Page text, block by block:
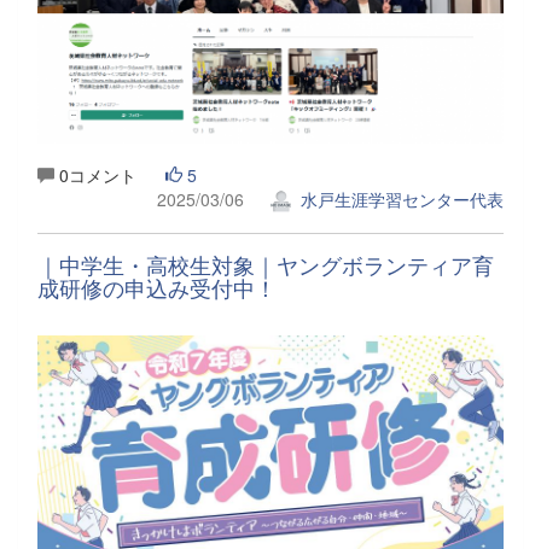
0コメント
5
2025/03/06
水戸生涯学習センター代表
｜中学生・高校生対象｜ヤングボランティア育
成研修の申込み受付中！